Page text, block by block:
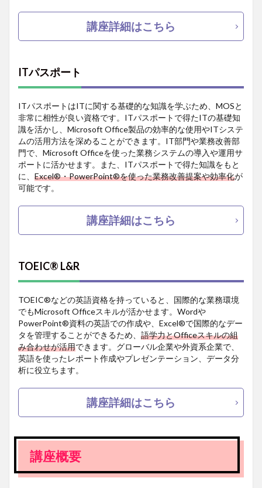
講座詳細はこちら
ITパスポート
ITパスポートはITに関する基礎的な知識を学ぶため、MOSと
非常に相性が良い資格です。ITパスポートで得たITの基礎知
識を活かし、Microsoft Office製品の効率的な使用やITシステ
ムの活用方法を深めることができます。IT部門や業務改善部
門で、Microsoft Officeを使った業務システムの導入や運用サ
ポートに活かせます。また、ITパスポートで得た知識をもと
に、 Excel®・PowerPoint®を使った業務改善提案や効率化が
可能です。
講座詳細はこちら
TOEIC® L&R
TOEIC®などの英語資格を持っていると、国際的な業務環境
でもMicrosoft Officeスキルが活かせます。Wordや
PowerPoint®資料の英語での作成や、Excel®で国際的なデー
タを管理することができるため、 語学力とOfficeスキルの組
み合わせが活用できます。グローバル企業や外資系企業で、
英語を使ったレポート作成やプレゼンテーション、データ分
析に役立ちます。
講座詳細はこちら
講座概要